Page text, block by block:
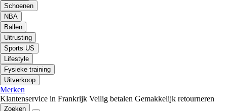
Schoenen
NBA
Ballen
Uitrusting
Sports US
Lifestyle
Fysieke training
Uitverkoop
Merken
Klantenservice in Frankrijk Veilig betalen Gemakkelijk retourneren
Zoeken